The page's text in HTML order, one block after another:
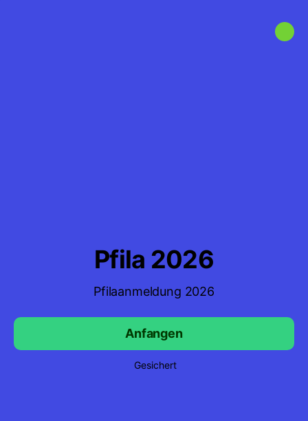
Pfila 2026
Pfilaanmeldung 2026
Anfangen
Gesichert